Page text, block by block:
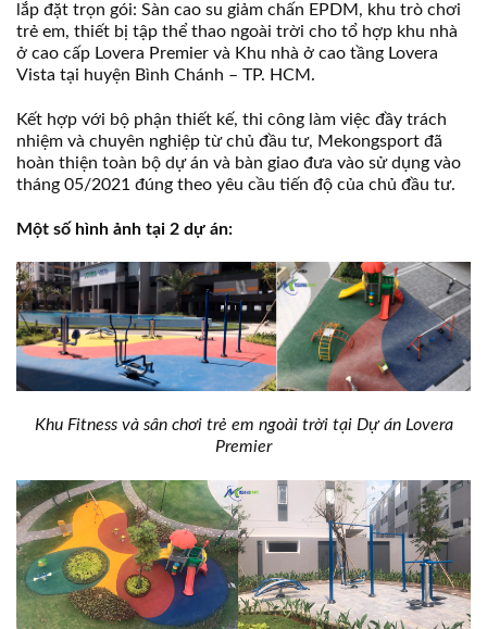
lắp đặt trọn gói: Sàn cao su giảm chấn EPDM, khu trò chơi
trẻ em, thiết bị tập thể thao ngoài trời cho tổ hợp khu nhà
ở cao cấp Lovera Premier và Khu nhà ở cao tầng Lovera
Vista tại huyện Bình Chánh – TP. HCM.
Kết hợp với bộ phận thiết kế, thi công làm việc đầy trách
nhiệm và chuyên nghiệp từ chủ đầu tư, Mekongsport đã
hoàn thiện toàn bộ dự án và bàn giao đưa vào sử dụng vào
tháng 05/2021 đúng theo yêu cầu tiến độ của chủ đầu tư.
Một số hình ảnh tại 2 dự án:
Khu Fitness và sân chơi trẻ em ngoài trời tại Dự án Lovera
Premier